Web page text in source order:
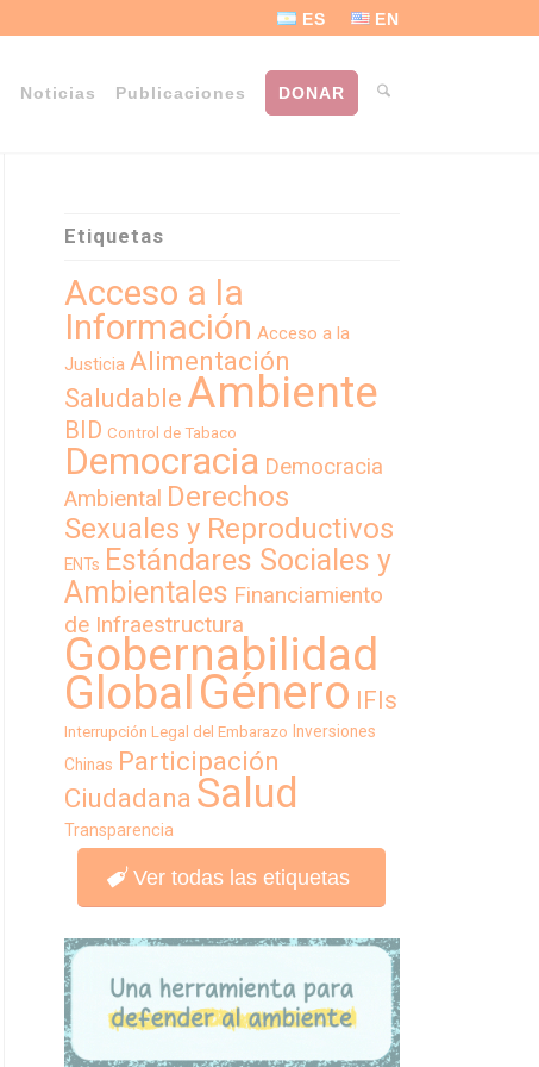
ES EN
Noticias Publicaciones DONAR
Etiquetas
Acceso a la
Información Acceso a la
Justicia Alimentación
Saludable Ambiente
BID Control de Tabaco
Democracia Democracia
Ambiental Derechos
Sexuales y Reproductivos
ENTs Estándares Sociales y
Ambientales Financiamiento
de Infraestructura
Gobernabilidad
GlobalGénero IFIs
Interrupción Legal del Embarazo Inversiones
Chinas Participación
Ciudadana Salud
Transparencia
Ver todas las etiquetas